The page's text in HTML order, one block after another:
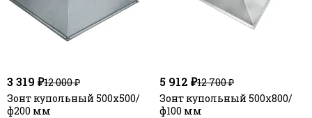
3 319 ₽12 000 ₽
Зонт купольный 500х500/
ф200 мм
5 912 ₽12 700 ₽
Зонт купольный 500х800/
ф100 мм